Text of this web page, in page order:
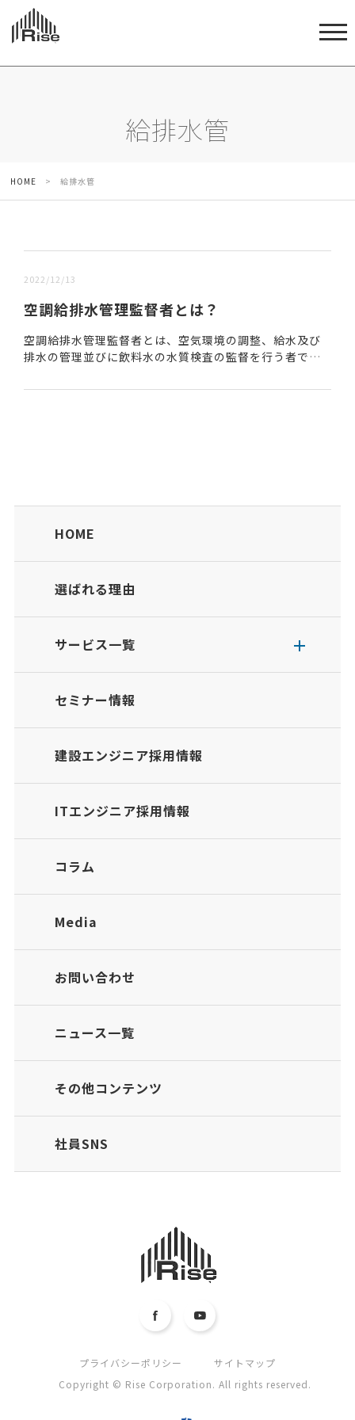
給排水管
HOME > 給排水管
2022/12/13
空調給排水管理監督者とは？
空調給排水管理監督者とは、空気環境の調整、給水及び
排水の管理並びに飲料水の水質検査の監督を行う者であ
た者に与えられる国家資格だ。建物のほとんどには、空...
HOME
選ばれる理由
サービス一覧
セミナー情報
建設エンジニア採用情報
ITエンジニア採用情報
コラム
Media
お問い合わせ
ニュース一覧
その他コンテンツ
社員SNS
プライバシーポリシー
サイトマップ
Copyright © Rise Corporation. All rights reserved.